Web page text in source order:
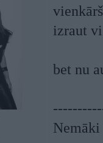
izraut
bet nu